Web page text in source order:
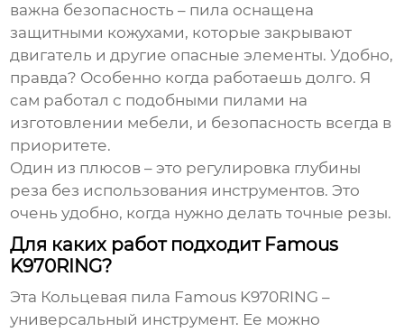
важна безопасность – пила оснащена
защитными кожухами, которые закрывают
двигатель и другие опасные элементы. Удобно,
правда? Особенно когда работаешь долго. Я
сам работал с подобными пилами на
изготовлении мебели, и безопасность всегда в
приоритете.
Один из плюсов – это регулировка глубины
реза без использования инструментов. Это
очень удобно, когда нужно делать точные резы.
Для каких работ подходит Famous
K970RING?
Эта Кольцевая пила Famous K970RING –
универсальный инструмент. Ее можно